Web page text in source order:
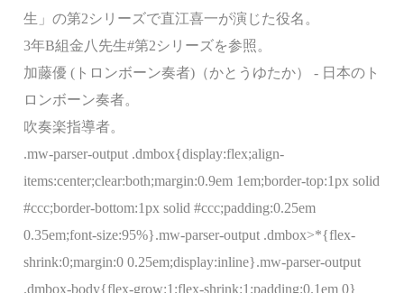
生」の第2シリーズで直江喜一が演じた役名。
3年B組金八先生#第2シリーズを参照。
加藤優 (トロンボーン奏者)（かとうゆたか） - 日本のト
ロンボーン奏者。
吹奏楽指導者。
.mw-parser-output .dmbox{display:flex;align-
items:center;clear:both;margin:0.9em 1em;border-top:1px solid
#ccc;border-bottom:1px solid #ccc;padding:0.25em
0.35em;font-size:95%}.mw-parser-output .dmbox>*{flex-
shrink:0;margin:0 0.25em;display:inline}.mw-parser-output
.dmbox-body{flex-grow:1;flex-shrink:1;padding:0.1em 0}